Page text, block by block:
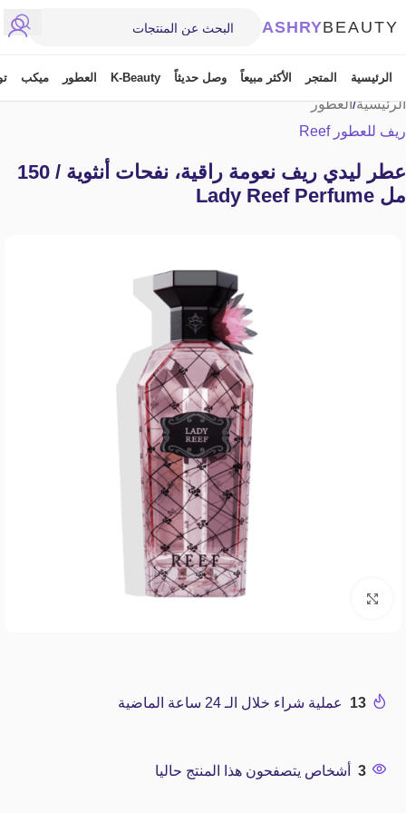
ASHRYBEAUTY
الرئيسية المتجر الأكثر مبيعاً وصل حديثاً K-Beauty العطور ميكب
الرئيسية/العطور
ريف للعطور Reef
عطر ليدي ريف نعومة راقية، نفحات أنثوية / 150
مل Lady Reef Perfume
13 عملية شراء خلال الـ 24 ساعة الماضية
3 أشخاص يتصفحون هذا المنتج حاليا